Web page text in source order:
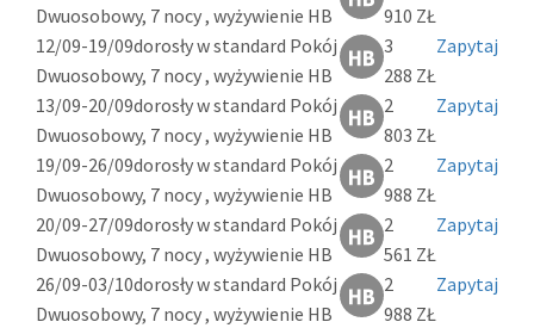
Dwuosobowy, 7 nocy , wyżywienie HB
910 ZŁ
12/09-19/09dorosły w standard Pokój
Dwuosobowy, 7 nocy , wyżywienie HB
3
288 ZŁ
Zapytaj
13/09-20/09dorosły w standard Pokój
Dwuosobowy, 7 nocy , wyżywienie HB
2
803 ZŁ
Zapytaj
19/09-26/09dorosły w standard Pokój
Dwuosobowy, 7 nocy , wyżywienie HB
2
988 ZŁ
Zapytaj
20/09-27/09dorosły w standard Pokój
Dwuosobowy, 7 nocy , wyżywienie HB
2
561 ZŁ
Zapytaj
26/09-03/10dorosły w standard Pokój
Dwuosobowy, 7 nocy , wyżywienie HB
2
988 ZŁ
Zapytaj